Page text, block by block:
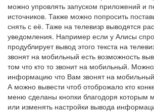
можно упровлять запуском приложений и
источников. Также можно попросить
снять с её. Таже на телевизр выводятся
уведомления. Например если у Алисы
продублирует вывод этого текста на
звонят на мобильный есть возможность
том что кто то звонит на мобильный.
информацию что Вам звонят на мобильный
А можно вывести чтоб отоброжало кто
меню сделаны кнопки благодоря которым
или изменять настройки вывода